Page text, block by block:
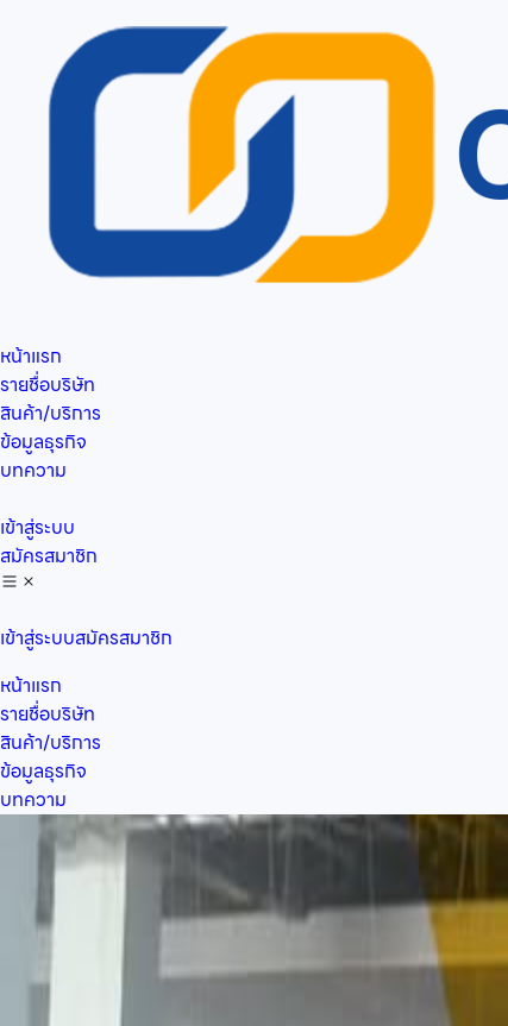
หน้าแรก
รายชื่อบริษัท
สินค้า/บริการ
ข้อมูลธุรกิจ
บทความ
เข้าสู่ระบบ
สมัครสมาชิก
เข้าสู่ระบบสมัครสมาชิก
หน้าแรก
รายชื่อบริษัท
สินค้า/บริการ
ข้อมูลธุรกิจ
บทความ